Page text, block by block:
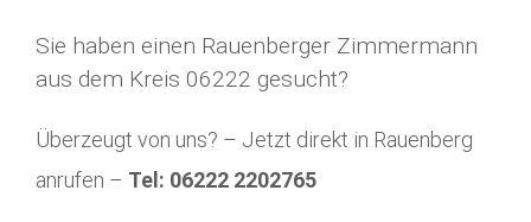
Sie haben einen Rauenberger Zimmermann
aus dem Kreis 06222 gesucht?
Überzeugt von uns? – Jetzt direkt in Rauenberg
anrufen – Tel: 06222 2202765